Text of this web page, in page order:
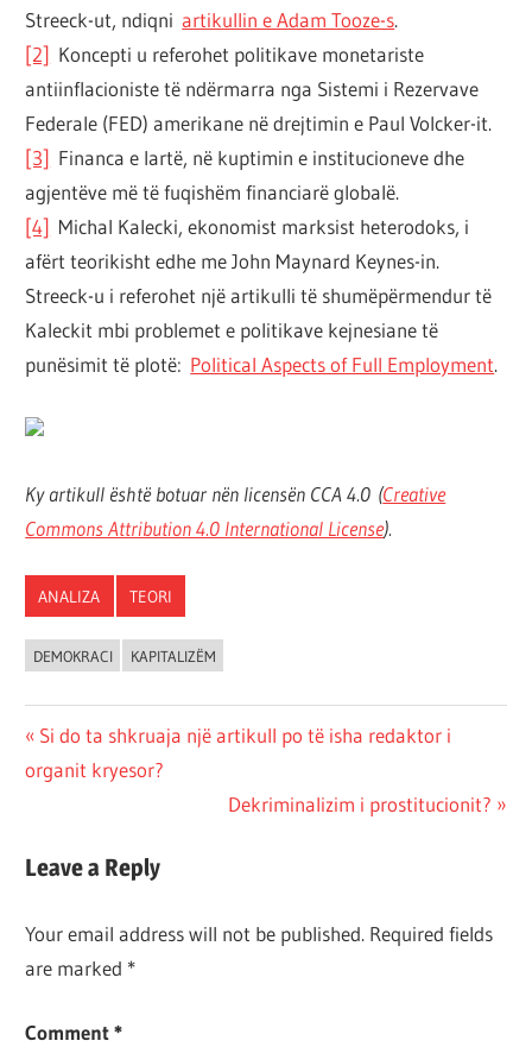
Streeck-ut, ndiqniartikullin e Adam Tooze-s.
[2] Koncepti u referohet politikave monetariste
antiinflacioniste të ndërmarra nga Sistemi i Rezervave
Federale (FED) amerikane në drejtimin e Paul Volcker-it.
[3] Financa e lartë, në kuptimin e institucioneve dhe
agjentëve më të fuqishëm financiarë globalë.
[4] Michal Kalecki, ekonomist marksist heterodoks, i
afërt teorikisht edhe me John Maynard Keynes-in.
Streeck-u i referohet një artikulli të shumëpërmendur të
Kaleckit mbi problemet e politikave kejnesiane të
punësimit të plotë: Political Aspects of Full Employment.
Ky artikull është botuar nën licensën CCA 4.0 (Creative
Commons Attribution 4.0 International License).
ANALIZA TEORI
DEMOKRACI KAPITALIZËM
Post
navigation
Previous
Post:
Si do ta shkruaja një artikull po të isha redaktor i
organit kryesor?
Next
Dekriminalizim i prostitucionit?
Leave a Reply
Your email address will not be published. Required fields
are marked *
Comment*